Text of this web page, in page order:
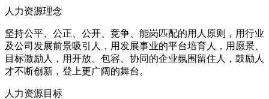
人力资源理念
坚持公平、公正、公开、竞争、能岗匹配的用人原则，用行业
及公司发展前景吸引人，用发展事业的平台培育人，用愿景、
目标激励人，用开放、包容、协同的企业氛围留住人，鼓励人
才不断创新，登上更广阔的舞台。
人力资源目标